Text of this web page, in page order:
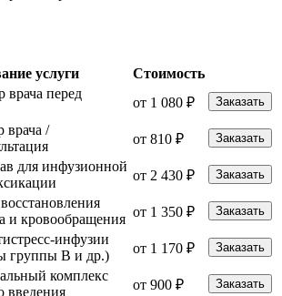
услуги
Стоимость
перед
от 1 080 ₽ Заказать
врача /
от 810 ₽ Заказать
для инфузионной
от 2 430 ₽ Заказать
и кровообращения от 1 350 ₽ Заказать
инфузии
группы B и др.)
от 1 170 ₽ Заказать
комплекс
введения
от 900 ₽ Заказать